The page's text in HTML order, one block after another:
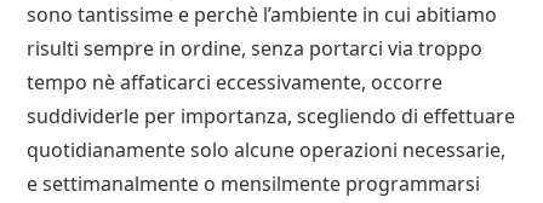
sono tantissime e perchè l’ambiente in cui abitiamo
risulti sempre in ordine, senza portarci via troppo
tempo nè affaticarci eccessivamente, occorre
suddividerle per importanza, scegliendo di effettuare
quotidianamente solo alcune operazioni necessarie,
e settimanalmente o mensilmente programmarsi